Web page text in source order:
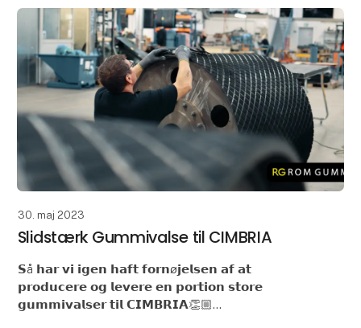
30. maj 2023
Slidstærk Gummivalse til CIMBRIA
𝗦å 𝗵𝗮𝗿 𝘃𝗶 𝗶𝗴𝗲𝗻 𝗵𝗮𝗳𝘁 𝗳𝗼𝗿𝗻ø𝗷𝗲𝗹𝘀𝗲𝗻 𝗮𝗳 𝗮𝘁
𝗽𝗿𝗼𝗱𝘂𝗰𝗲𝗿𝗲 𝗼𝗴 𝗹𝗲𝘃𝗲𝗿𝗲 𝗲𝗻 𝗽𝗼𝗿𝘁𝗶𝗼𝗻 𝘀𝘁𝗼𝗿𝗲
𝗴𝘂𝗺𝗺𝗶𝘃𝗮𝗹𝘀𝗲𝗿 𝘁𝗶𝗹 𝗖𝗜𝗠𝗕𝗥𝗜𝗔👏🏼